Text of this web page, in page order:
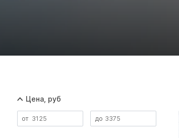
Цена, руб